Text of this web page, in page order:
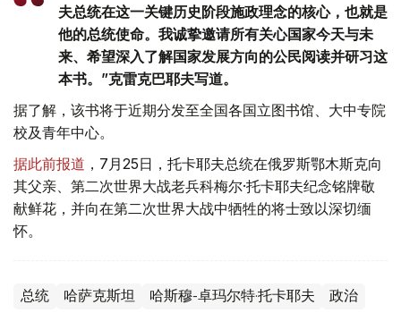
夫总统在这一关键历史阶段施政理念的核心，也就是
他的总统使命。我诚挚邀请所有关心国家今天与未
来、希望深入了解国家发展方向的公民阅读并研习这
本书。”克雷克巴耶夫写道。
据了解，该书将于近期分发至全国各国立图书馆、大中专院
校及青年中心。
据此前报道 ，7月25日，托卡耶夫总统在俄罗斯鄂木斯克向
其父亲、第二次世界大战老兵科梅尔·托卡耶夫纪念铭牌敬
献鲜花，并向在第二次世界大战中牺牲的将士致以深切缅
怀。
总统 哈萨克斯坦 哈斯穆-卓玛尔特·托卡耶夫 政治